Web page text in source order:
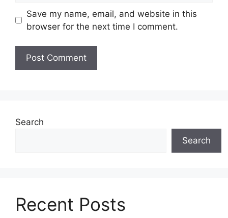
Save my name, email, and website in this
browser for the next time I comment.
Search
Search
Recent Posts